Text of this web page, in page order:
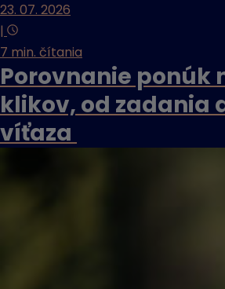
23. 07. 2026
|
7 min. čítania
Porovnanie ponúk
klikov, od zadania
víťaza